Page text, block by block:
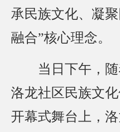
承民族文化、凝
融合”核心理念。
当日下午，随
洛龙社区民族文
开幕式舞台上，